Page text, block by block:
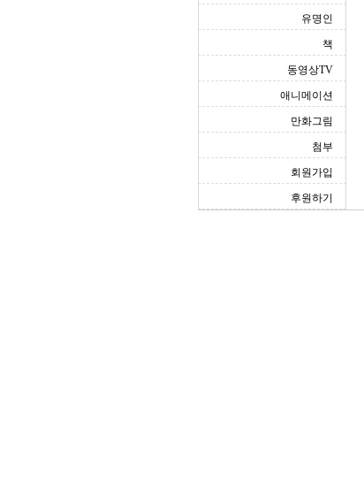
유명인
책
동영상TV
애니메이션
만화그림
첨부
회원가입
후원하기